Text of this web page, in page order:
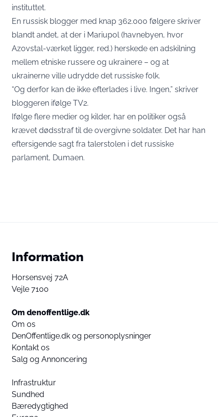
instituttet.
En russisk blogger med knap 362.000 følgere skriver
blandt andet, at der i Mariupol (havnebyen, hvor
Azovstal-værket ligger, red.) herskede en adskilning
mellem etniske russere og ukrainere – og at
ukrainerne ville udrydde det russiske folk.
“Og derfor kan de ikke efterlades i live. Ingen,” skriver
bloggeren ifølge TV2.
Ifølge flere medier og kilder, har en politiker også
krævet dødsstraf til de overgivne soldater. Det har han
eftersigende sagt fra talerstolen i det russiske
parlament, Dumaen.
Information
Horsensvej 72A
Vejle 7100
Om denoffentlige.dk
Om os
DenOffentlige.dk og personoplysninger
Kontakt os
Salg og Annoncering
Infrastruktur
Sundhed
Bæredygtighed